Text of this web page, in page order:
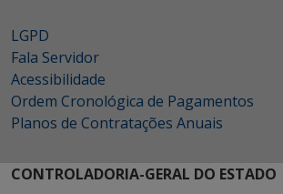
LGPD
Fala Servidor
Acessibilidade
Ordem Cronológica de Pagamentos
Planos de Contratações Anuais
CONTROLADORIA-GERAL DO ESTADO